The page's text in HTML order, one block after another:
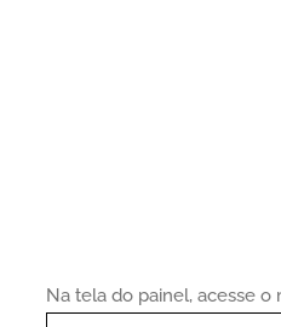
Na tela do painel, acesse